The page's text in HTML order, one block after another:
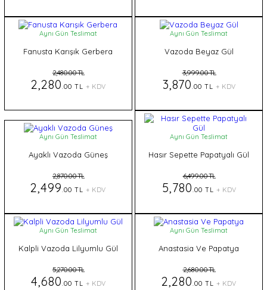
Aynı Gün Teslimat
Fanusta Karışık Gerbera
2,480.00 TL
2,280.00 TL + KDV
Aynı Gün Teslimat
Vazoda Beyaz Gül
3,999.00 TL
3,870.00 TL + KDV
Aynı Gün Teslimat
Ayaklı Vazoda Güneş
2,870.00 TL
2,499.00 TL+ KDV
Aynı Gün Teslimat
Hasır Sepette Papatyalı Gül
6,499.00 TL
5,780.00 TL + KDV
Aynı Gün Teslimat
Kalpli Vazoda Lilyumlu Gül
5,270.00 TL
4,680.00 TL + KDV
Aynı Gün Teslimat
Anastasia Ve Papatya
2,680.00 TL
2,280.00 TL+ KDV